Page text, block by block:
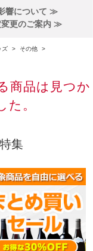
響について ≫
変更のご案内 ≫
ズ > その他
>
商品は見つか
た。
集